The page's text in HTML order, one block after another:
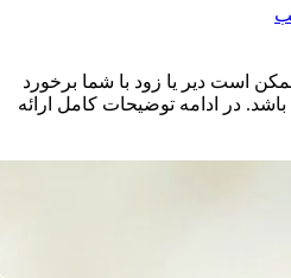
است دیر یا زود با شما برخورد
باشد. در ادامه توضیحات کامل ارائه